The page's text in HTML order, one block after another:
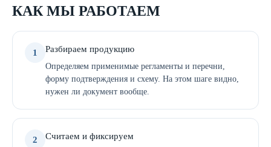
КАК МЫ РАБОТАЕМ
1 Разбираем продукцию
Определяем применимые регламенты и перечни,
форму подтверждения и схему. На этом шаге видно,
нужен ли документ вообще.
2 Считаем и фиксируем